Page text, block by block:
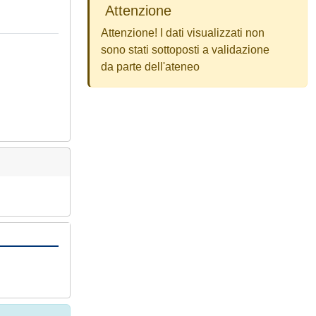
Attenzione
Attenzione! I dati visualizzati non
sono stati sottoposti a validazione
da parte dell'ateneo